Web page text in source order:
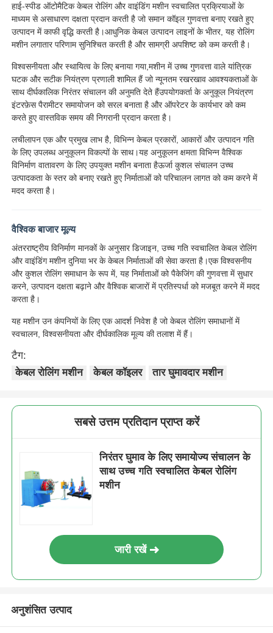
तार बाहर निकालना लाइन
तार फँसाने की मशीन
डबल ट्विस्ट स्ट्रैंडिंग मशीन
लपेटने की मशीन
केबलिंग मशीन
जोड़ी घुमाने वाली मशीन
तार बिछाने की मशीन
रिवाइंडिंग मशीन
केबल रोलिंग मशीन
हाई-स्पीड ऑटोमैटिक केबल रोलिंग और वाइंडिंग मशीन स्वचालित प्रक्रियाओं के
माध्यम से असाधारण दक्षता प्रदान करती है जो समान कॉइल गुणवत्ता बनाए रखते हुए
उत्पादन में काफी वृद्धि करती है।आधुनिक केबल उत्पादन लाइनों के भीतर, यह रोलिंग
मशीन लगातार परिणाम सुनिश्चित करती है और सामग्री अपशिष्ट को कम करती है।
विश्वसनीयता और स्थायित्व के लिए बनाया गया,मशीन में उच्च गुणवत्ता वाले यांत्रिक
घटक और सटीक नियंत्रण प्रणाली शामिल हैं जो न्यूनतम रखरखाव आवश्यकताओं के
साथ दीर्घकालिक निरंतर संचालन की अनुमति देते हैंउपयोगकर्ता के अनुकूल नियंत्रण
इंटरफ़ेस पैरामीटर समायोजन को सरल बनाता है और ऑपरेटर के कार्यभार को कम
करते हुए वास्तविक समय की निगरानी प्रदान करता है।
लचीलापन एक और प्रमुख लाभ है, विभिन्न केबल प्रकारों, आकारों और उत्पादन गति
के लिए उपलब्ध अनुकूलन विकल्पों के साथ।यह अनुकूलन क्षमता विभिन्न वैश्विक
विनिर्माण वातावरण के लिए उपयुक्त मशीन बनाता हैऊर्जा कुशल संचालन उच्च
उत्पादकता के स्तर को बनाए रखते हुए निर्माताओं को परिचालन लागत को कम करने में
मदद करता है।
वैश्विक बाजार मूल्य
अंतरराष्ट्रीय विनिर्माण मानकों के अनुसार डिजाइन, उच्च गति स्वचालित केबल रोलिंग
और वाइंडिंग मशीन दुनिया भर के केबल निर्माताओं की सेवा करता है।एक विश्वसनीय
और कुशल रोलिंग समाधान के रूप में, यह निर्माताओं को पैकेजिंग की गुणवत्ता में सुधार
करने, उत्पादन दक्षता बढ़ाने और वैश्विक बाजारों में प्रतिस्पर्धा को मजबूत करने में मदद
करता है।
यह मशीन उन कंपनियों के लिए एक आदर्श निवेश है जो केबल रोलिंग समाधानों में
स्वचालन, विश्वसनीयता और दीर्घकालिक मूल्य की तलाश में हैं।
टैग:
केबल रोलिंग मशीन
केबल कॉइलर तार घुमावदार मशीन
सबसे उत्तम प्रतिदान प्राप्त करें
निरंतर घुमाव के लिए समायोज्य संचालन के
साथ उच्च गति स्वचालित केबल रोलिंग
मशीन
जारी रखें
अनुशंसित उत्पाद